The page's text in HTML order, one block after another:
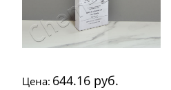
Цена: 644.16 руб.